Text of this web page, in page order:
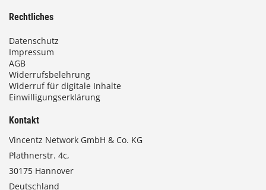
Rechtliches
Datenschutz
Impressum
AGB
Widerrufsbelehrung
Widerruf für digitale Inhalte
Einwilligungserklärung
Kontakt
Vincentz Network GmbH & Co. KG
Plathnerstr. 4c,
30175 Hannover
Deutschland